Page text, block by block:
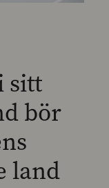
sitt
bör
land